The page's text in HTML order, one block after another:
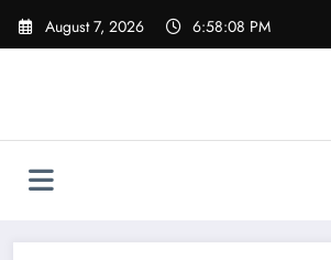
Skip
August 7, 2026 6:58:10 PM